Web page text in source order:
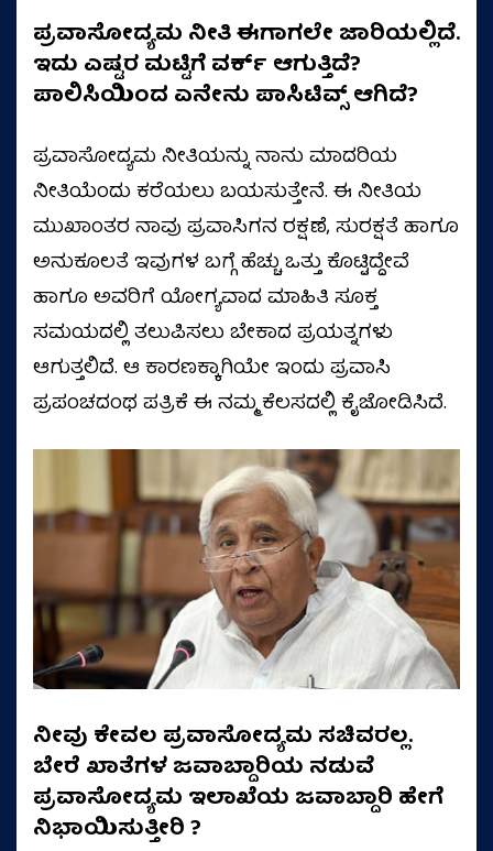
ಪ್ರವಾಸೋದ್ಯಮ ನೀತಿ ಈಗಾಗಲೇ ಜಾರಿಯಲ್ಲಿದೆ.
ಇದು ಎಷ್ಟರ ಮಟ್ಟಿಗೆ ವರ್ಕ್ ಆಗುತ್ತಿದೆ?
ಪಾಲಿಸಿಯಿಂದ ಏನೇನು ಪಾಸಿಟಿವ್ಸ್ ಆಗಿದೆ?
ಪ್ರವಾಸೋದ್ಯಮ ನೀತಿಯನ್ನು ನಾನು ಮಾದರಿಯ
ನೀತಿಯೆಂದು ಕರೆಯಲು ಬಯಸುತ್ತೇನೆ. ಈ ನೀತಿಯ
ಮುಖಾಂತರ ನಾವು ಪ್ರವಾಸಿಗನ ರಕ್ಷಣೆ, ಸುರಕ್ಷತೆ ಹಾಗೂ
ಅನುಕೂಲತೆ ಇವುಗಳ ಬಗ್ಗೆ ಹೆಚ್ಚು ಒತ್ತು ಕೊಟ್ಟಿದ್ದೇವೆ
ಹಾಗೂ ಅವರಿಗೆ ಯೋಗ್ಯವಾದ ಮಾಹಿತಿ ಸೂಕ್ತ
ಸಮಯದಲ್ಲಿ ತಲುಪಿಸಲು ಬೇಕಾದ ಪ್ರಯತ್ನಗಳು
ಆಗುತ್ತಲಿದೆ. ಆ ಕಾರಣಕ್ಕಾಗಿಯೇ ಇಂದು ಪ್ರವಾಸಿ
ಪ್ರಪಂಚದಂಥ ಪತ್ರಿಕೆ ಈ ನಮ್ಮ ಕೆಲಸದಲ್ಲಿ ಕೈಜೋಡಿಸಿದೆ.
ನೀವು ಕೇವಲ ಪ್ರವಾಸೋದ್ಯಮ ಸಚಿವರಲ್ಲ.
ಬೇರೆ ಖಾತೆಗಳ ಜವಾಬ್ದಾರಿಯ ನಡುವೆ
ಪ್ರವಾಸೋದ್ಯಮ ಇಲಾಖೆಯ ಜವಾಬ್ದಾರಿ ಹೇಗೆ
ನಿಭಾಯಿಸುತ್ತೀರಿ ?